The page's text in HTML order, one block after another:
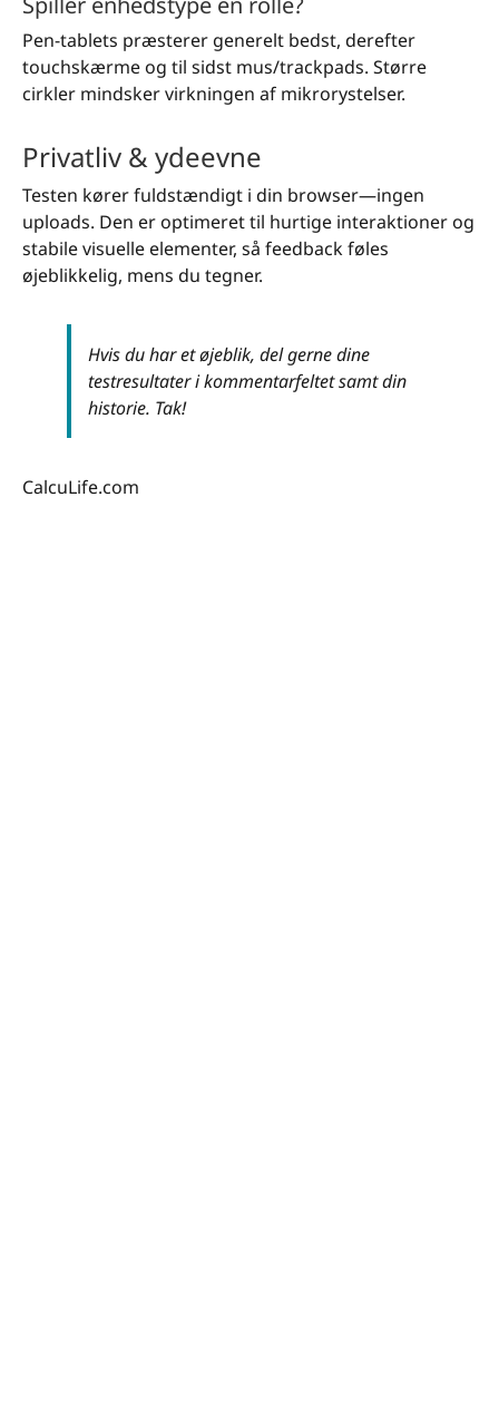
Pen-tablets præsterer generelt bedst, derefter
touchskærme og til sidst mus/trackpads. Større
cirkler mindsker virkningen af mikrorystelser.
Privatliv & ydeevne
Testen kører fuldstændigt i din browser—ingen
uploads. Den er optimeret til hurtige interaktioner og
stabile visuelle elementer, så feedback føles
øjeblikkelig, mens du tegner.
Hvis du har et øjeblik, del gerne dine
testresultater i kommentarfeltet samt din
historie. Tak!
CalcuLife.com